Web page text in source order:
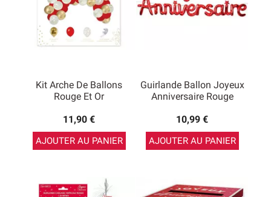
Kit Arche De Ballons
Rouge Et Or
11,90 €
AJOUTER AU PANIER
Guirlande Ballon Joyeux
Anniversaire Rouge
10,99 €
AJOUTER AU PANIER